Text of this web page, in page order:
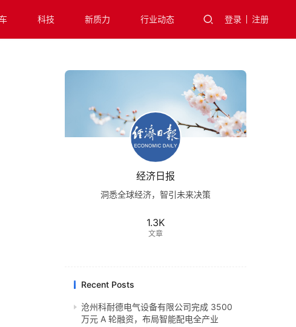
科技 新质力 行业动态 登录 注册
经济日报
洞悉全球经济，智引未来决策
1.3K
文章
Recent Posts
沧州科耐德电气设备有限公司完成 3500
万元 A 轮融资，布局智能配电全产业